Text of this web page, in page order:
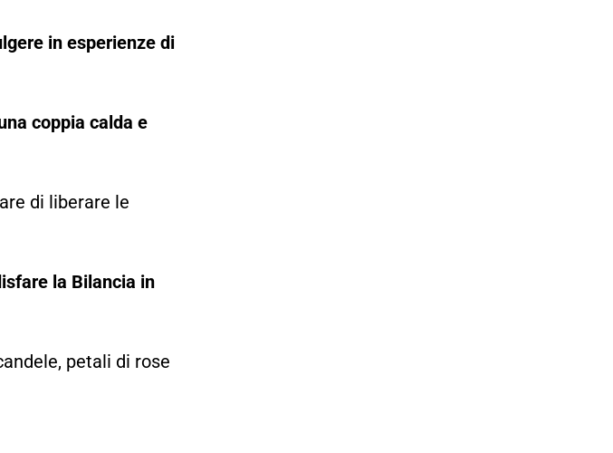
in esperienze di
coppia calda e
di liberare le
la Bilancia in
petali di rose